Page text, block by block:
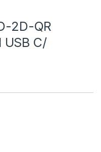
2D-QR
USB C/